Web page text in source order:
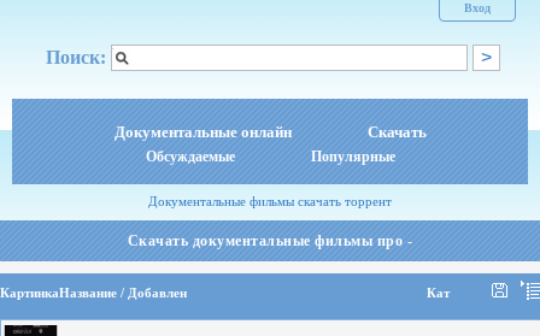
Вход
Поиск:
Документальные онлайн Скачать
Обсуждаемые Популярные
Документальные фильмы скачать торрент
Скачать документальные фильмы про -
КартинкаНазвание / Добавлен Кат